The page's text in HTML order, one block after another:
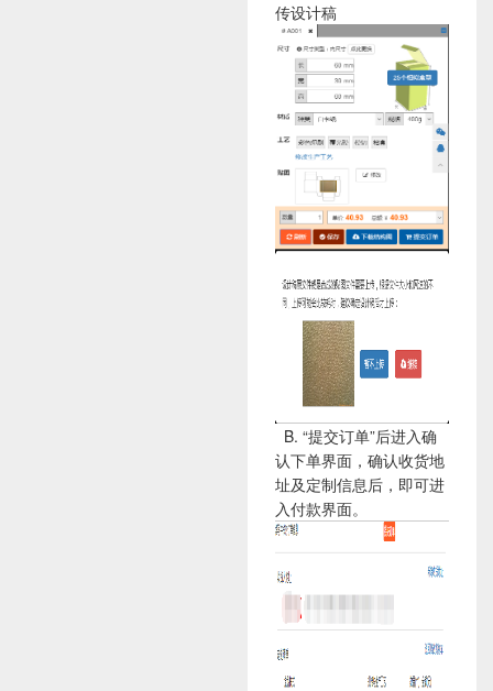
传设计稿
B. “提交订单”后进入确
认下单界面，确认收货地
址及定制信息后，即可进
入付款界面。